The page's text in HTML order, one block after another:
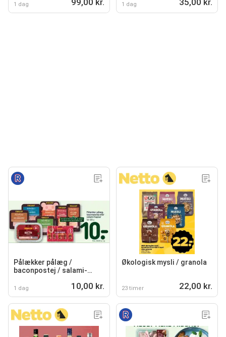
1 dag 99,00 kr. 1 dag 35,00 kr.
Pålækker pålæg /
baconpostej / salami-
1 dag 10,00 kr.
Økologisk mysli / granola
23 timer 22,00 kr.